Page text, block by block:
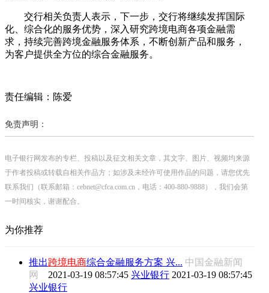
交行相关负责人表示，下一步，交行将继续发挥国际
化、综合化的服务优势，深入研究跨境电商各项金融需
求，持续完善跨境金融服务体系，不断创新产品和服务，
为客户提供全方位的综合金融服务。
责任编辑：陈爱
免责声明：
电子银行网发布的专栏、投稿以及征文相关文章，其文字、图片、视频均来源
于作者投稿或转载自相关作品方；如涉及未经许可使用作品的问题，请您优先
联系我们（联系邮箱：cebnet@cfca.com.cn，电话：400-880-9888），我们会第
一时间核实，谢谢配合。
为你推荐
推出跨境电商综合金融服务方案 兴... 中国金融新闻
网 2021-03-19 08:57:45 兴业银行 2021-03-19 08:57:45
兴业银行